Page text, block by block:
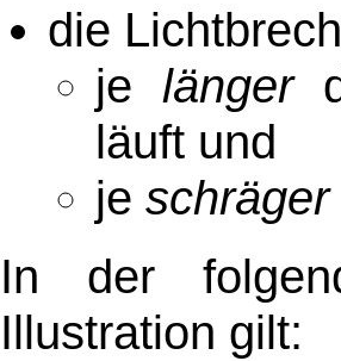
die
je länger
läuft und
je schräger
In der
Illustration gilt: